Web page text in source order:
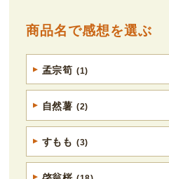
商品名で感想を選ぶ
孟宗筍 (1)
自然薯 (2)
すもも (3)